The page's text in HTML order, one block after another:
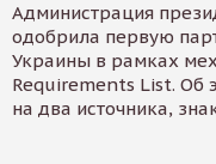
Администрация
одобрила первую
Украины в рамках
Requirements List. Об
на два источника,